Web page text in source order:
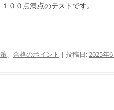
００点満点のテストです。
、 合格のポイント | 投稿日:2025年